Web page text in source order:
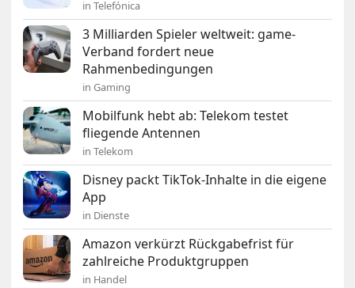
in Telefónica
3 Milliarden Spieler weltweit: game-
Verband fordert neue
Rahmenbedingungen
in Gaming
Mobilfunk hebt ab: Telekom testet
fliegende Antennen
in Telekom
Disney packt TikTok-Inhalte in die eigene
App
in Dienste
Amazon verkürzt Rückgabefrist für
zahlreiche Produktgruppen
in Handel